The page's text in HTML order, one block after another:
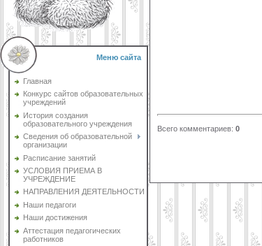
Меню сайта
Главная
Конкурс сайтов образовательных
учреждений
История создания
образовательного учреждения
Сведения об образовательной
организации
Расписание занятий
УСЛОВИЯ ПРИЕМА В
УЧРЕЖДЕНИЕ
НАПРАВЛЕНИЯ ДЕЯТЕЛЬНОСТИ
Наши педагоги
Наши достижения
Аттестация педагогических
работников
Всего комментариев: 0